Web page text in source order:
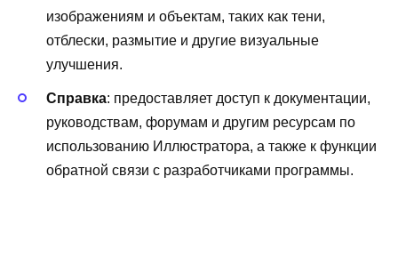
изображениям и объектам, таких как тени,
отблески, размытие и другие визуальные
улучшения.
Справка: предоставляет доступ к документации,
руководствам, форумам и другим ресурсам по
использованию Иллюстратора, а также к функции
обратной связи с разработчиками программы.